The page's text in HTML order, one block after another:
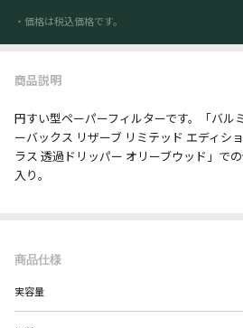
・価格は税込価格です。
商品説明
円すい型ペーパーフィルターです。「バル
ーバックス リザーブ リミテッド エディシ
ラス 透過ドリッパー オリーブウッド」で
入り。
商品仕様
実容量